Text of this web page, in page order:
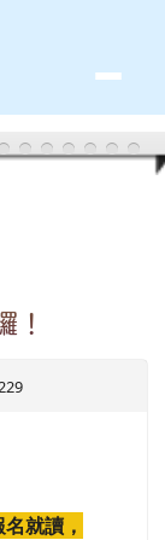
！
就讀，